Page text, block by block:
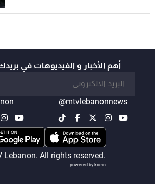
أهم الأخبار و الفيديوهات في
@mtvlebanonnews
Lebanon. All rights reserved.
powered by koein